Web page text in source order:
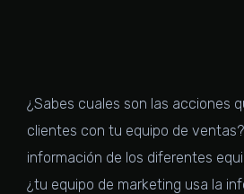
¿Sabes cuales son las acciones
clientes con tu equipo de
información de los diferentes
¿tu equipo de marketing usa la